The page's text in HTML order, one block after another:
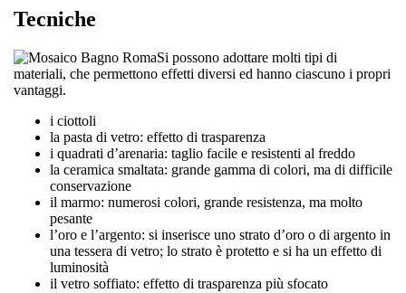
Tecniche
Si possono adottare molti tipi di
materiali, che permettono effetti diversi ed hanno ciascuno i propri
vantaggi.
i ciottoli
la pasta di vetro: effetto di trasparenza
i quadrati d’arenaria: taglio facile e resistenti al freddo
la ceramica smaltata: grande gamma di colori, ma di difficile
conservazione
il marmo: numerosi colori, grande resistenza, ma molto
pesante
l’oro e l’argento: si inserisce uno strato d’oro o di argento in
una tessera di vetro; lo strato è protetto e si ha un effetto di
luminosità
il vetro soffiato: effetto di trasparenza più sfocato